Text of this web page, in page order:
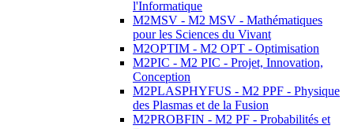
l'Informatique
M2MSV - M2 MSV - Mathématiques
pour les Sciences du Vivant
M2OPTIM - M2 OPT - Optimisation
M2PIC - M2 PIC - Projet, Innovation,
Conception
M2PLASPHYFUS - M2 PPF - Physique
des Plasmas et de la Fusion
M2PROBFIN - M2 PF - Probabilités et